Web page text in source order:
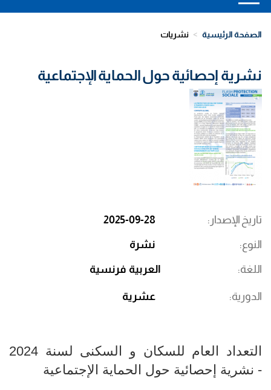
Main
navigation
الصفحة الرئيسية نشريات
نشرية إحصائية حول الحماية الإجتماعية
تاريخ الإصدار 2025-09-28
النوع نشرة
اللغة العربية فرنسية
الدورية عشرية
التعداد العام للسكان و السكنى لسنة 2024
- نشرية إحصائية حول الحماية الإجتماعية